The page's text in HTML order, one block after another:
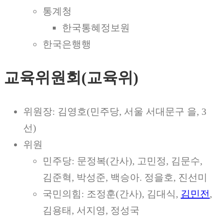
통계청
한국통혜정보원
한국은행행
교육위원회(교육위)
위원장: 김영호(민주당, 서울 서대문구 을, 3
선)
위원
민주당: 문정복(간사), 고민정, 김문수,
김준혁, 박성준, 백승아. 정을호, 진선미
국민의힘: 조정훈(간사), 김대식, 김민전,
김용태, 서지영, 정성국